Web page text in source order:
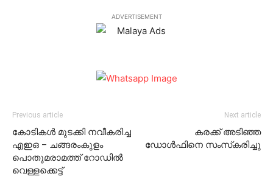
ADVERTISEMENT
Previous article
കോടികള്‍ മുടക്കി നവീകരിച്ച
എഇഒ – ചങ്ങരംകുളം
പൊതുമരാമത്ത് റോഡില്‍
വെള്ളക്കെട്ട്
Next article
കരക്ക് അടിഞ്ഞ
ഡോള്‍ഫിനെ സംസ്‌കരിച്ചു